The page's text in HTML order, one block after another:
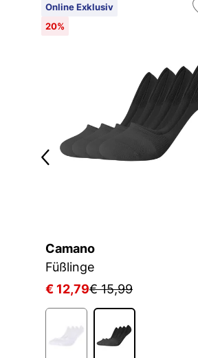
Online Exklusiv
20%
Camano
Füßlinge
€ 12,79€ 15,99